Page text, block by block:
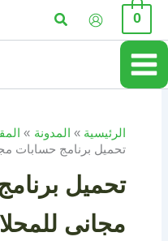
تخطي
المحتوى
0 البحث
الرئيسية المدونة
تحميل برنامج حسابات
تحميل
مجانى